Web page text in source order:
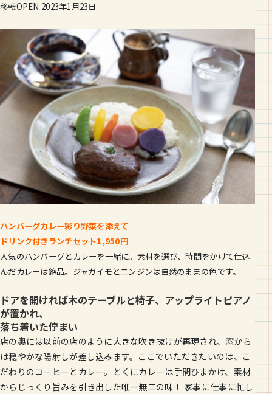
移転OPEN 2023年1月23日
ハンバーグカレー彩り野菜を添えて
ドリンク付きランチセット1,950円
人気のハンバーグとカレーを一緒に。素材を選び、時間をかけて仕込
んだカレーは絶品。ジャガイモとニンジンは自然のままの色です。
ドアを開ければ木のテーブルと椅子、アップライトピアノ
が置かれ、
落ち着いた佇まい
店の奥には以前の店のように大きな吹き抜けが再現され、窓から
は穏やかな陽射しが差し込みます。ここでいただきたいのは、こ
だわりのコーヒーとカレー。とくにカレーは手間ひまかけ、素材
からじっくり旨みを引き出した唯一無二の味！ 家事に仕事に忙し